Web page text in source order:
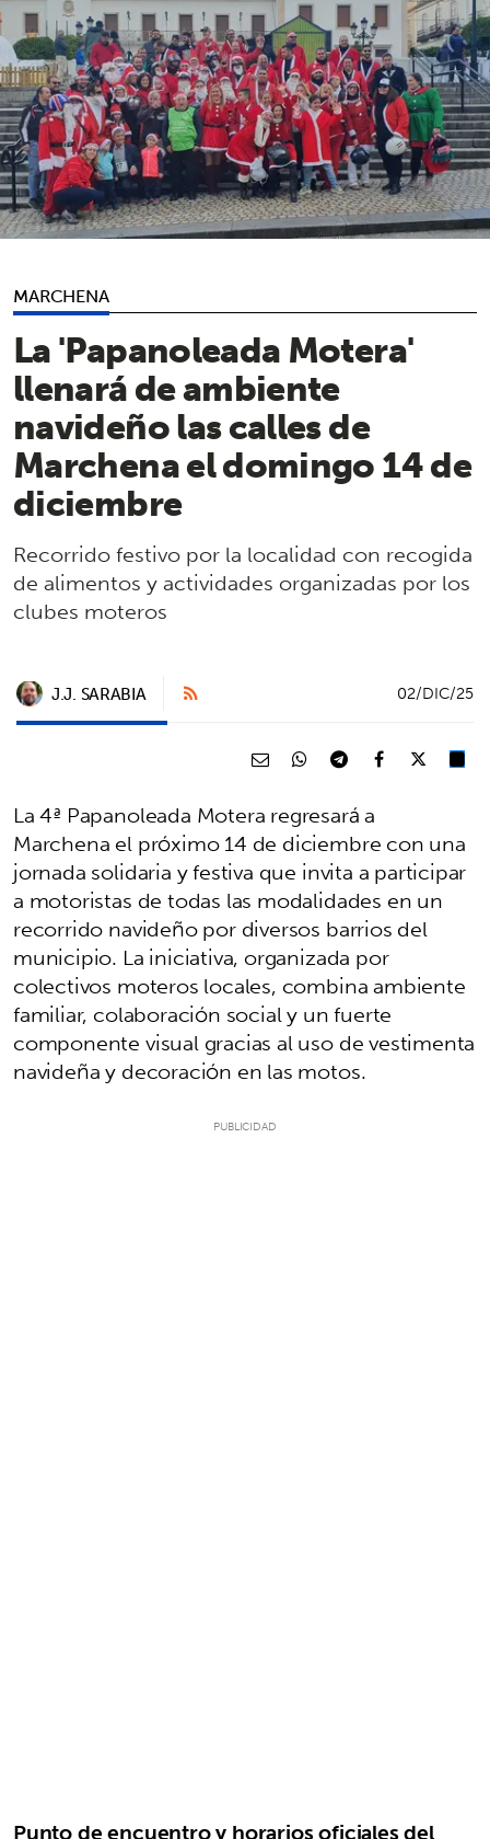
MARCHENA
La 'Papanoleada Motera'
llenará de ambiente
navideño las calles de
Marchena el domingo 14 de
diciembre
Recorrido festivo por la localidad con recogida
de alimentos y actividades organizadas por los
clubes moteros
J.J. SARABIA 02/DIC/25
La 4ª Papanoleada Motera regresará a
Marchena el próximo 14 de diciembre con una
jornada solidaria y festiva que invita a participar
a motoristas de todas las modalidades en un
recorrido navideño por diversos barrios del
municipio. La iniciativa, organizada por
colectivos moteros locales, combina ambiente
familiar, colaboración social y un fuerte
componente visual gracias al uso de vestimenta
navideña y decoración en las motos.